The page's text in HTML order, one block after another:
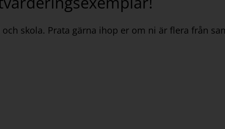
skola. Prata gärna ihop er om ni är flera från